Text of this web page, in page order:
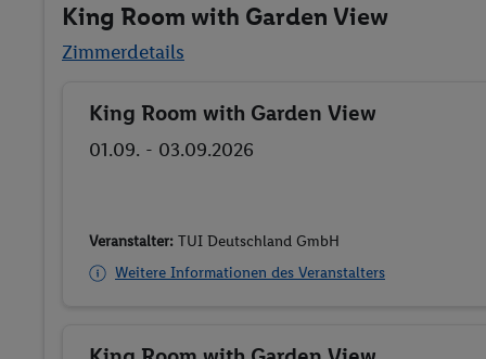
King Room with Garden View
Zimmerdetails
Buchen
King Room with Garden View
01.09. - 03.09.2026
Veranstalter: TUI Deutschland GmbH
Weitere Informationen des Veranstalters